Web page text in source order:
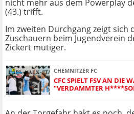
nicht mehr aus dem Powerplay
(43.) trifft.
Im zweiten Durchgang zeigt sich
Zuschauern beim Jugendverein
Zickert mutiger.
CHEMNITZER FC
CFC SPIELT FSV AN DIE
"VERDAMMTER